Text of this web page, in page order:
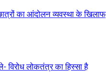
का आंदोलन व्यवस्था के खिलाफ
लोकतंत्र का हिस्सा है